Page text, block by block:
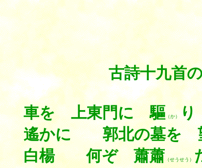
。
古詩十九首
車を 上東門に 驅（か）り
遙かに 郭北の墓を
白楊 何ぞ 蕭蕭（せうせう）